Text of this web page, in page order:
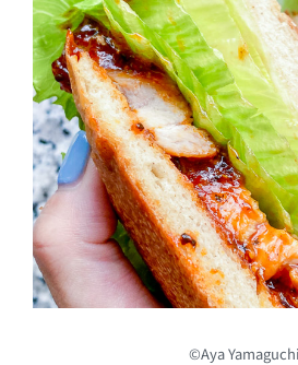
©Aya Yamaguchi